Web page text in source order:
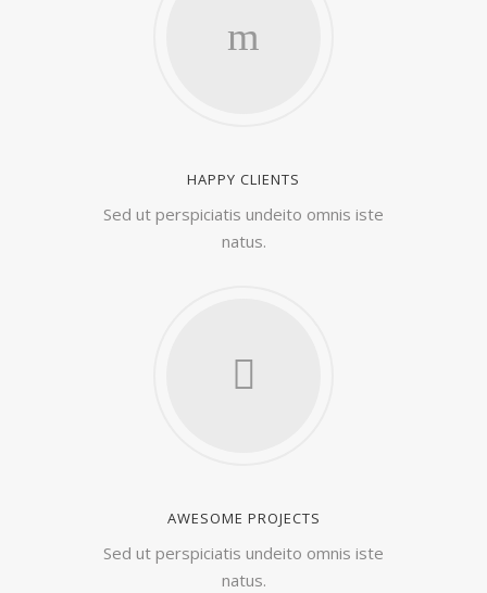
HAPPY CLIENTS
Sed ut perspiciatis undeito omnis iste
natus.
AWESOME PROJECTS
Sed ut perspiciatis undeito omnis iste
natus.